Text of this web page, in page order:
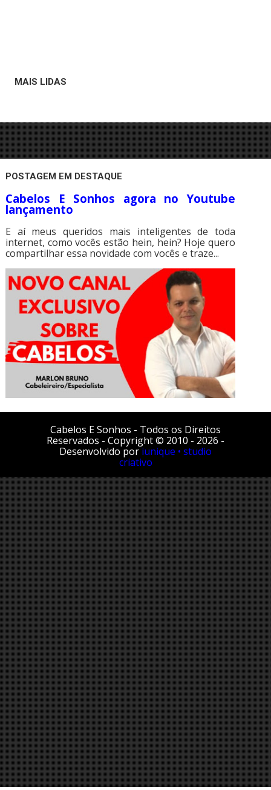
MAIS LIDAS
POSTAGEM EM DESTAQUE
Cabelos E Sonhos agora no Youtube
lançamento
E aí meus queridos mais inteligentes de toda
internet, como vocês estão hein, hein? Hoje quero
compartilhar essa novidade com vocês e traze...
Cabelos E Sonhos - Todos os Direitos
Reservados - Copyright © 2010 - 2026 -
Desenvolvido por iunique • studio
criativo